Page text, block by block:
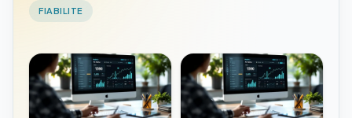
FIABILITE